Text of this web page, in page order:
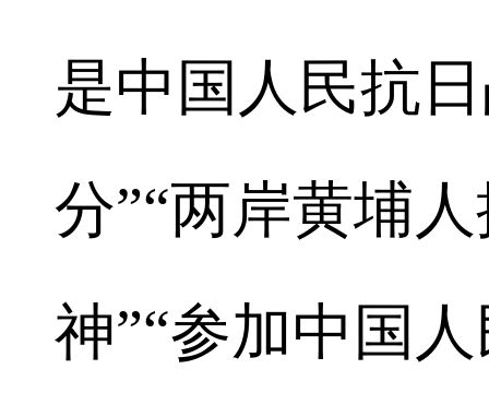
是中国人民抗
分”“两岸黄埔
神”“参加中国